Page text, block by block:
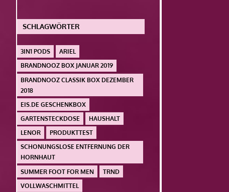
SCHLAGWÖRTER
3IN1 PODS
ARIEL
BRANDNOOZ BOX JANUAR 2019
BRANDNOOZ CLASSIK BOX DEZEMBER
2018
EIS.DE GESCHENKBOX
GARTENSTECKDOSE
HAUSHALT
LENOR
PRODUKTTEST
SCHONUNGSLOSE ENTFERNUNG DER
HORNHAUT
SUMMER FOOT FOR MEN
TRND
VOLLWASCHMITTEL